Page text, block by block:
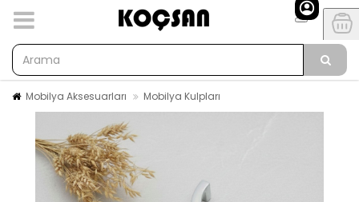
Mobilya Aksesuarları Mobilya Kulpları